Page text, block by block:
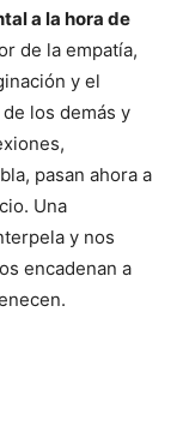
a la hora de
de la empatía,
y el
los demás y
pasan ahora a
Una
y nos
encadenan a